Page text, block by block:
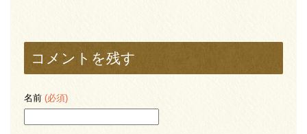
コメントを残す
名前 (必須)